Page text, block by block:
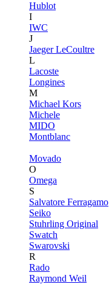
Hublot
I
IWC
J
Jaeger LeCoultre
L
Lacoste
Longines
M
Michael Kors
Michele
MIDO
Montblanc
Movado
O
Omega
S
Salvatore Ferragamo
Seiko
Stuhrling Original
Swatch
Swarovski
R
Rado
Raymond Weil